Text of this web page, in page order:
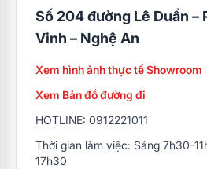
Số 204 đường Lê Duẩn –
Vinh – Nghệ An
Xem hình ảnh thực tế Showroom
Xem Bản đồ đường đi
HOTLINE: 0912221011
Thời gian làm việc: Sáng 7h30-
17h30